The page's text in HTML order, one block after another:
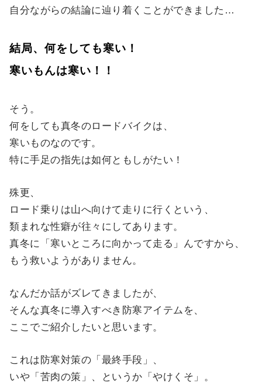
自分ながらの結論に辿り着くことができました…
結局、何をしても寒い！
寒いもんは寒い！！
そう。
何をしても真冬のロードバイクは、
寒いものなのです。
特に手足の指先は如何ともしがたい！
殊更、
ロード乗りは山へ向けて走りに行くという、
類まれな性癖が往々にしてあります。
真冬に「寒いところに向かって走る」んですから、
もう救いようがありません。
なんだか話がズレてきましたが、
そんな真冬に導入すべき防寒アイテムを、
ここでご紹介したいと思います。
これは防寒対策の「最終手段」、
いや「苦肉の策」、というか「やけくそ」。